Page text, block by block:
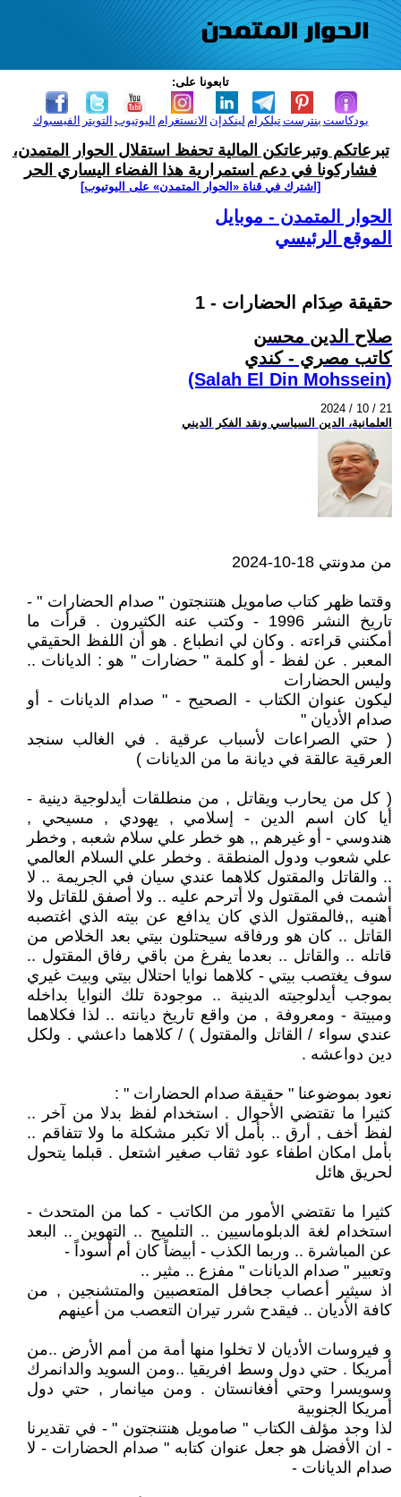
تابعونا على:
الفيسبوك التويتر اليوتيوب الانستغرام لينكدإن تيلكرامبنترست بودكاست
تبرعاتكم وتبرعاتكن المالية تحفظ استقلال الحوار المتمدن،
فشاركونا في دعم استمرارية هذا الفضاء اليساري الحر
[اشترك في قناة ‫«الحوار المتمدن» على اليوتيوب]
الحوار المتمدن - موبايل
الموقع الرئيسي
حقيقة صِدَام الحضارات - 1
صلاح الدين محسن
كاتب مصري - كندي
(Salah El Din Mohssein‏)
2024 / 10 / 21
العلمانية، الدين السياسي ونقد الفكر الديني
من مدونتي 18-10-2024
وقتما ظهر كتاب صامويل هنتنجتون " صدام الحضارات " -
تاريخ النشر 1996 - وكتب عنه الكثيرون . قرأت ما
أمكنني قراءته . وكان لي انطباع . هو أن اللفظ الحقيقي
المعبر . عن لفظ - أو كلمة " حضارات " هو : الديانات ..
وليس الحضارات
ليكون عنوان الكتاب - الصحيح - " صدام الديانات - أو
صدام الأديان "
( حتي الصراعات لأسباب عرقية . في الغالب سنجد
العرقية عالقة في ديانة ما من الديانات )
( كل من يحارب ويقاتل , من منطلقات أيدلوجية دينية -
أيا كان اسم الدين - إسلامي , يهودي , مسيحي ,
هندوسي - أو غيرهم ,, هو خطر علي سلام شعبه , وخطر
علي شعوب ودول المنطقة . وخطر علي السلام العالمي
.. والقاتل والمقتول كلاهما عندي سيان في الجريمة .. لا
أشمت في المقتول ولا أترحم عليه .. ولا أصفق للقاتل ولا
أهنيه ,,فالمقتول الذي كان يدافع عن بيته الذي اغتصبه
القاتل .. كان هو ورفاقه سيحتلون بيتي بعد الخلاص من
قاتله .. والقاتل .. بعدما يفرغ من باقي رفاق المقتول ..
سوف يغتصب بيتي - كلاهما نوايا احتلال بيتي وبيت غيري
بموجب أيدلوجيته الدينية .. موجودة تلك النوايا بداخله
ومبيتة - ومعروفة , من واقع تاريخ ديانته .. لذا فكلاهما
عندي سواء / القاتل والمقتول ) / كلاهما داعشي . ولكل
دين دواعشه .
نعود بموضوعنا " حقيقة صدام الحضارات " :
كثيرا ما تقتضي الأحوال . استخدام لفظ بدلا من آخر ..
لفظ أخف , أرق .. بأمل ألا تكبر مشكلة ما ولا تتفاقم ..
بأمل امكان اطفاء عود ثقاب صغير اشتعل . قبلما يتحول
لحريق هائل
كثيرا ما تقتضي الأمور من الكاتب - كما من المتحدث -
استخدام لغة الدبلوماسيين .. التلميح .. التهوين .. البعد
عن المباشرة .. وربما الكذب - أبيضاً كان أم أسوداً -
وتعبير " صدام الديانات " مفزع .. مثير ..
اذ سيثير أعصاب جحافل المتعصبين والمتشنجين , من
كافة الأديان .. فيقدح شرر تيران التعصب من أعينهم
و فيروسات الأديان لا تخلوا منها أمة من أمم الأرض ..من
أمريكا . حتي دول وسط افريقيا ..ومن السويد والدانمرك
وسويسرا وحتي أفغانستان . ومن ميانمار , حتي دول
أمريكا الجنوبية
لذا وجد مؤلف الكتاب " صامويل هنتنجتون " - في تقديرنا
- ان الأفضل هو جعل عنوان كتابه " صدام الحضارات - لا
صدام الديانات -